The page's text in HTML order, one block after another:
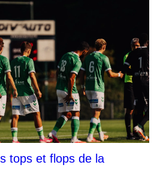
tops et flops de la